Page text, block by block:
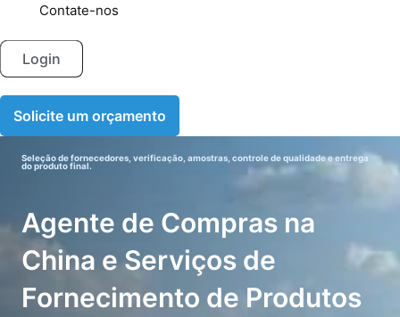
Contate-nos
Login
Solicite um orçamento
Seleção de fornecedores, verificação, amostras, controle de qualidade e entrega
do produto final.
Agente de Compras na
China e Serviços de
Fornecimento de Produtos